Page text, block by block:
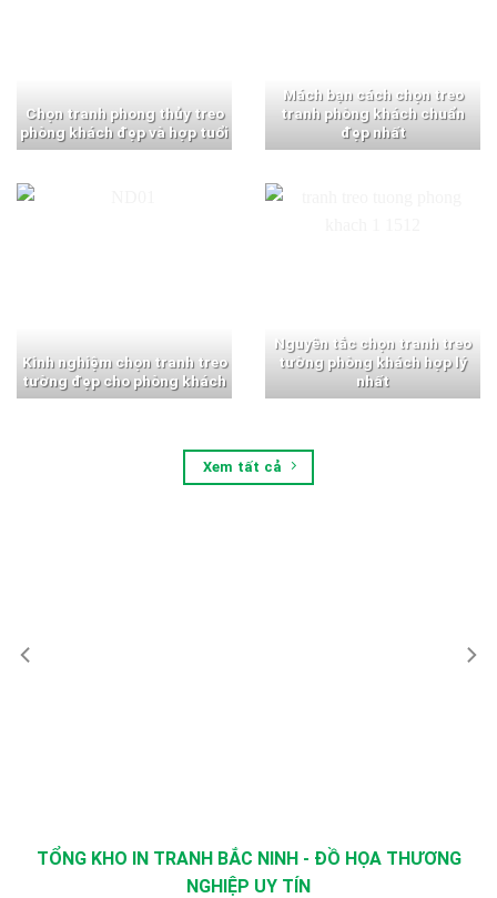
Chọn tranh phong thủy treo
phòng khách đẹp và hợp tuổi
Mách bạn cách chọn treo
tranh phòng khách chuẩn
đẹp nhất
Kinh nghiệm chọn tranh treo
tường đẹp cho phòng khách
Nguyên tắc chọn tranh treo
tường phòng khách hợp lý
nhất
Xem tất cả
TỔNG KHO IN TRANH BẮC NINH - ĐỒ HỌA THƯƠNG
NGHIỆP UY TÍN